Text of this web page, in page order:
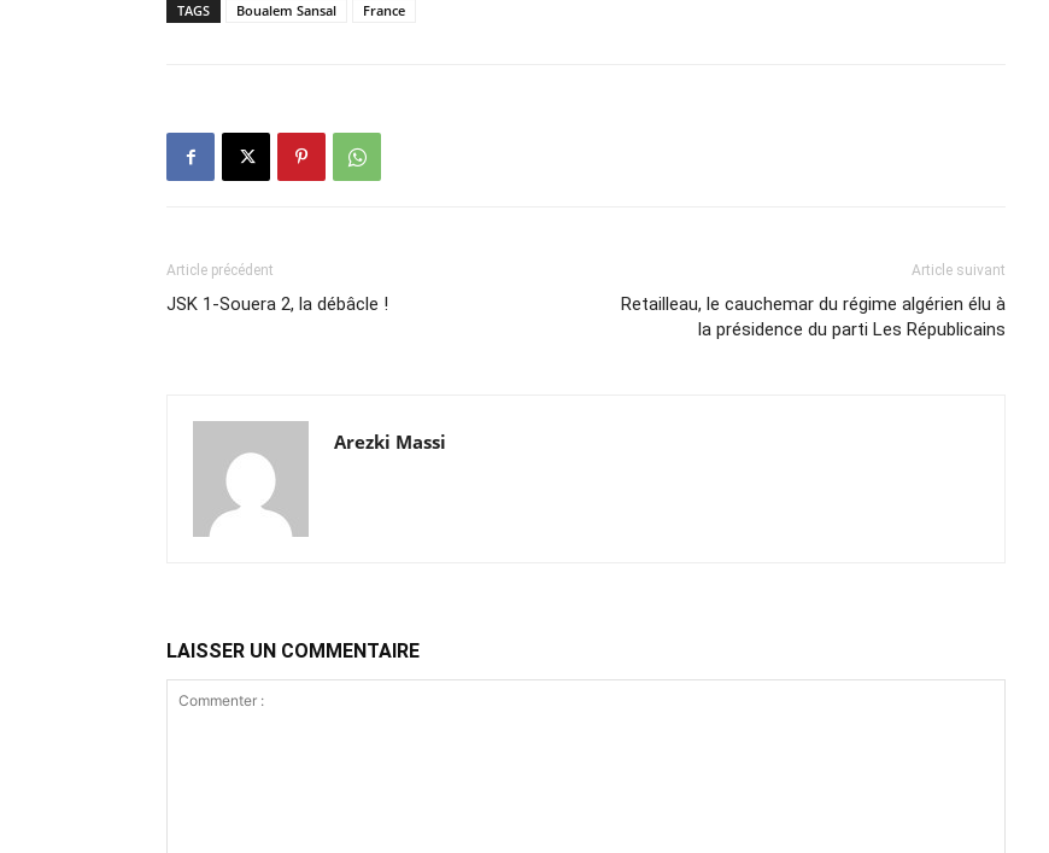
TAGS Boualem Sansal France
Article précédent
JSK 1-Souera 2, la débâcle !
Article suivant
Retailleau, le cauchemar du régime algérien élu à
la présidence du parti Les Républicains
Arezki Massi
LAISSER UN COMMENTAIRE